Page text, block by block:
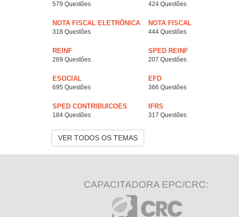
579 Questões 424 Questões
NOTA FISCAL ELETRÔNICA
318 Questões
NOTA FISCAL
444 Questões
REINF
269 Questões
SPED REINF
207 Questões
ESOCIAL
695 Questões
EFD
366 Questões
SPED CONTRIBUICOES
184 Questões
IFRS
317 Questões
VER TODOS OS TEMAS
CAPACITADORA EPC/CRC: